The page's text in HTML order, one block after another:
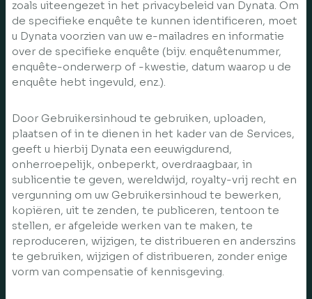
zoals uiteengezet in het privacybeleid van Dynata. Om
de specifieke enquête te kunnen identificeren, moet
u Dynata voorzien van uw e-mailadres en informatie
over de specifieke enquête (bijv. enquêtenummer,
enquête-onderwerp of -kwestie, datum waarop u de
enquête hebt ingevuld, enz.).
Door Gebruikersinhoud te gebruiken, uploaden,
plaatsen of in te dienen in het kader van de Services,
geeft u hierbij Dynata een eeuwigdurend,
onherroepelijk, onbeperkt, overdraagbaar, in
sublicentie te geven, wereldwijd, royalty-vrij recht en
vergunning om uw Gebruikersinhoud te bewerken,
kopiëren, uit te zenden, te publiceren, tentoon te
stellen, er afgeleide werken van te maken, te
reproduceren, wijzigen, te distribueren en anderszins
te gebruiken, wijzigen of distribueren, zonder enige
vorm van compensatie of kennisgeving.